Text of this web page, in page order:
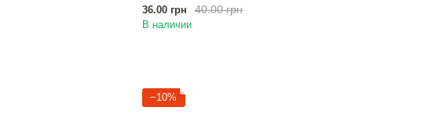
40.00 грн
36.00 грн
В наличии
−10%